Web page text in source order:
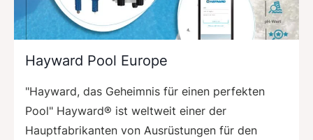
Hayward Pool Europe
"Hayward, das Geheimnis für einen perfekten
Pool" Hayward® ist weltweit einer der
Hauptfabrikanten von Ausrüstungen für den